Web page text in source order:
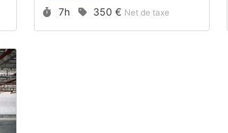
Durée :
7h Prix :
350 € Net de taxe